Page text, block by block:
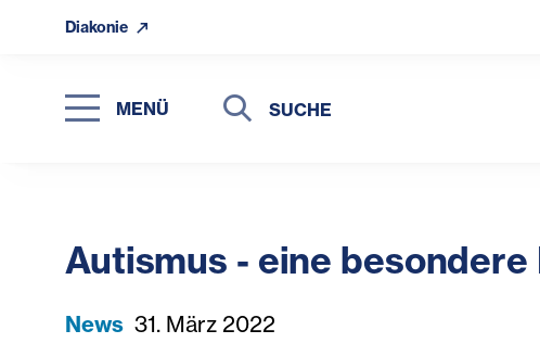
Diakonie
MENÜ
Suche
Suche
Autismus - eine
News 31. März 2022